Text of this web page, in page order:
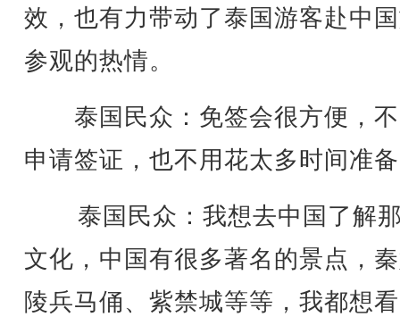
效，也有力带动了泰国游客赴中
参观的热情。
泰国民众：免签会很方便，
申请签证，也不用花太多时间准
泰国民众：我想去中国了解
文化，中国有很多著名的景点，
陵兵马俑、紫禁城等等，我都想